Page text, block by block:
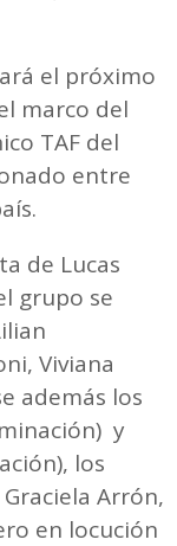
el próximo
marco del
TAF del
entre
de Lucas
grupo se
Viviana
además los
y
los
Arrón,
en locución